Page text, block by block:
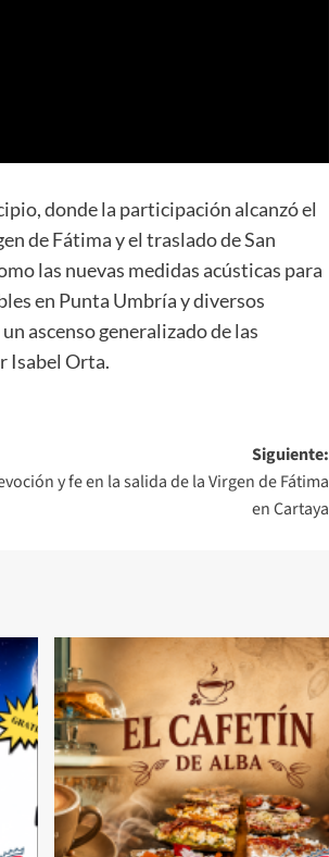
donde la participación alcanzó el
de Fátima y el traslado de San
las nuevas medidas acústicas para
en Punta Umbría y diversos
ascenso generalizado de las
Isabel Orta.
Siguiente:
y fe en la salida de la Virgen de Fátima
en Cartaya